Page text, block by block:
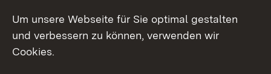
Social Wall
Um unsere Webseite für Sie optimal gestalten
und verbessern zu können, verwenden wir
Cookies.